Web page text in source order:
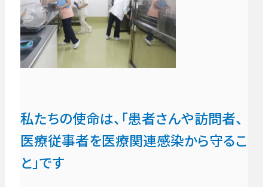
呼吸器外科
乳腺センター
リハビリテーション科
診察予約ご利用手順
入院申し込み手順
臨床研修
交通アクセス
お問い合わせ
採用情報
お知らせ
セミナー・イベント
日本語
私たちの使命は、「患者さんや訪問者、
医療従事者を医療関連感染から守るこ
と」です